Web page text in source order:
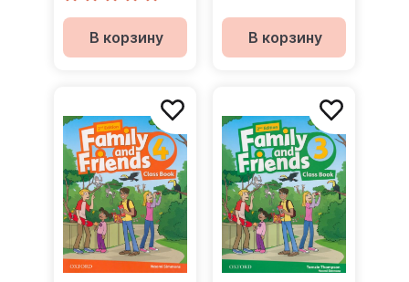
В корзину В корзину